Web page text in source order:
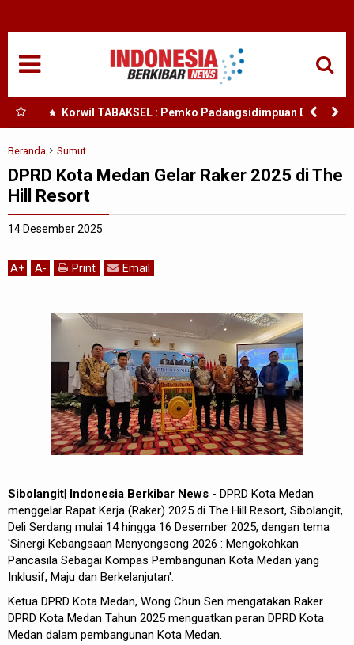
Korwil TABAKSEL : Pemko Padangsidimpuan Diduga
Abaikan Arahan Mendagri Terkait TKD
Beranda Sumut
DPRD Kota Medan Gelar Raker 2025 di The
Hill Resort
14 Desember 2025
A+ A- Print Email
Sibolangit| Indonesia Berkibar News - DPRD Kota Medan
menggelar Rapat Kerja (Raker) 2025 di The Hill Resort, Sibolangit,
Deli Serdang mulai 14 hingga 16 Desember 2025, dengan tema
'Sinergi Kebangsaan Menyongsong 2026 : Mengokohkan
Pancasila Sebagai Kompas Pembangunan Kota Medan yang
Inklusif, Maju dan Berkelanjutan'.
Ketua DPRD Kota Medan, Wong Chun Sen mengatakan Raker
DPRD Kota Medan Tahun 2025 menguatkan peran DPRD Kota
Medan dalam pembangunan Kota Medan.
NASIONAL
SUMUT
TANJUNGBALAI
ACEH
EDUKASI